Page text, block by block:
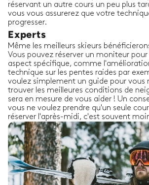
réservant un autre cours un peu plus
vous vous assurerez que votre
progresser.
Experts
Même les meilleurs skieurs
Vous pouvez réserver un moniteur
aspect spécifique, comme
technique sur les pentes raides par
voulez simplement un guide pour vous
trouver les meilleures conditions de
sera en mesure de vous aider ! Un
vous ne voulez prendre qu'un seule
réserver l'après-midi, c'est souvent